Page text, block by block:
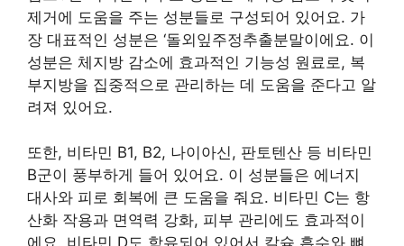
제거에 도움을 주는 성분들로 구성되어 있어요. 가
장 대표적인 성분은 ‘돌외잎주정추출분말이에요. 이
성분은 체지방 감소에 효과적인 기능성 원료로, 복
부지방을 집중적으로 관리하는 데 도움을 준다고 알
려져 있어요.
또한, 비타민 B1, B2, 나이아신, 판토텐산 등 비타민
B군이 풍부하게 들어 있어요. 이 성분들은 에너지
대사와 피로 회복에 큰 도움을 줘요. 비타민 C는 항
산화 작용과 면역력 강화, 피부 관리에도 효과적이
에요. 비타민 D도 함유되어 있어서 칼슘 흡수와 뼈